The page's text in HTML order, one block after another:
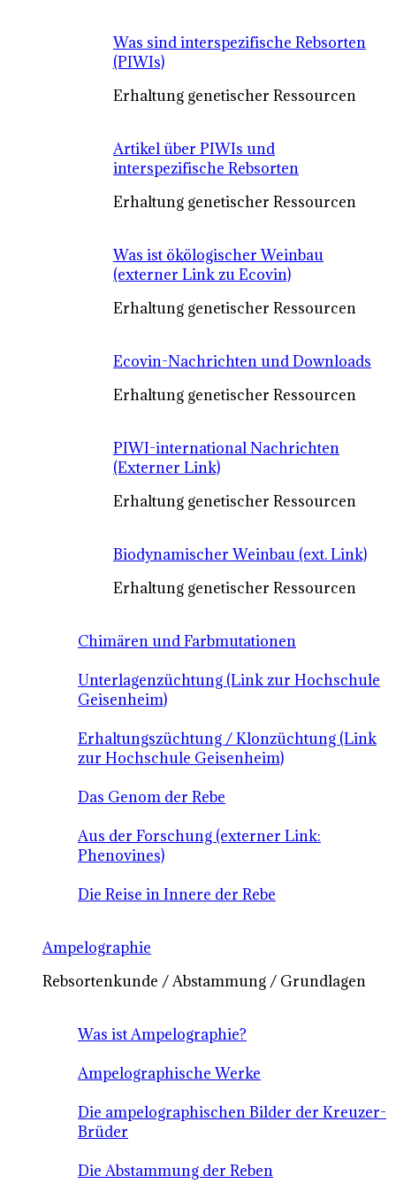
Was sind interspezifische Rebsorten
(PIWIs)
Erhaltung genetischer Ressourcen
Artikel über PIWIs und
interspezifische Rebsorten
Erhaltung genetischer Ressourcen
Was ist ökölogischer Weinbau
(externer Link zu Ecovin)
Erhaltung genetischer Ressourcen
Ecovin-Nachrichten und Downloads
Erhaltung genetischer Ressourcen
PIWI-international Nachrichten
(Externer Link)
Erhaltung genetischer Ressourcen
Biodynamischer Weinbau (ext. Link)
Erhaltung genetischer Ressourcen
Chimären und Farbmutationen
Unterlagenzüchtung (Link zur Hochschule
Geisenheim)
Erhaltungszüchtung / Klonzüchtung (Link
zur Hochschule Geisenheim)
Das Genom der Rebe
Aus der Forschung (externer Link:
Phenovines)
Die Reise in Innere der Rebe
Ampelographie
Rebsortenkunde / Abstammung / Grundlagen
Was ist Ampelographie?
Ampelographische Werke
Die ampelographischen Bilder der Kreuzer-
Brüder
Die Abstammung der Reben